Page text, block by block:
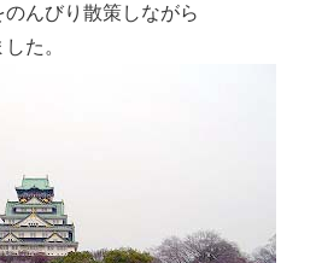
んびり散策しながら
た。